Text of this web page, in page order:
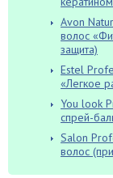
Avon
волос
защита)
Estel
«Легкое
You look
спрей-
Salon
волос